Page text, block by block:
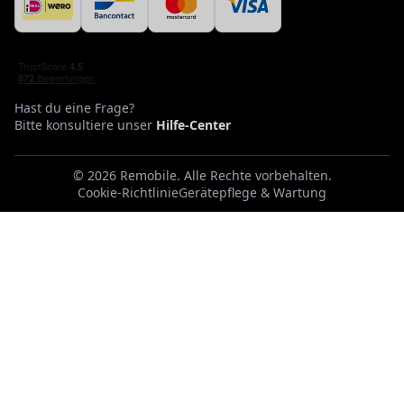
Hast du eine Frage?
Bitte konsultiere unser Hilfe-Center
© 2026 Remobile. Alle Rechte vorbehalten.
Cookie-RichtlinieGerätepflege & Wartung